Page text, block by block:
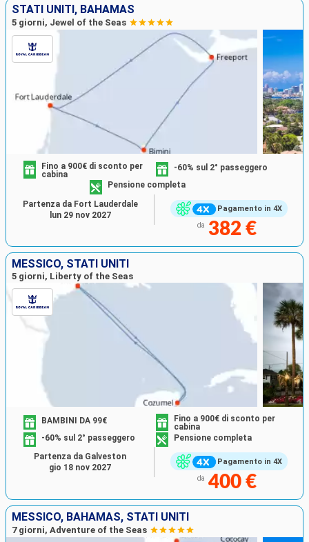
STATI UNITI, BAHAMAS
5 giorni, Jewel of the Seas
Pagamento in 4X
Fino a 900€ di sconto per
cabina
-60% sul 2° passeggero
Pensione completa
da 382 €
Partenza da Fort Lauderdale
lun 29 nov 2027
MESSICO, STATI UNITI
5 giorni, Liberty of the Seas
Pagamento in 4X
BAMBINI DA 99€
Fino a 900€ di sconto per
cabina
-60% sul 2° passeggero
Pensione completa
da 400 €
Partenza da Galveston
gio 18 nov 2027
MESSICO, BAHAMAS, STATI UNITI
7 giorni, Adventure of the Seas